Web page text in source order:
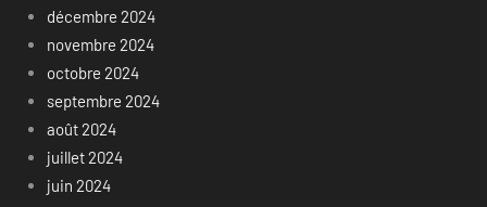
décembre 2024
novembre 2024
octobre 2024
septembre 2024
août 2024
juillet 2024
juin 2024